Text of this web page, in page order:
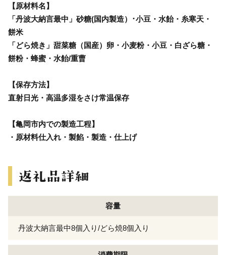
【原材料名】
「丹波大納言最中」砂糖(国内製造）･小豆・水飴・糸寒天・
餅米
「どら焼き」甜菜糖（国産）卵・小麦粉・小豆・白ざら糖・
餅粉・蜂蜜・水飴/重曹
【保存方法】
直射日光・高温多湿をさけ常温保存
【亀岡市内での製造工程】
・原材料仕入れ・製餡・製造・仕上げ
容量
丹波大納言最中8個入り/どら焼8個入り